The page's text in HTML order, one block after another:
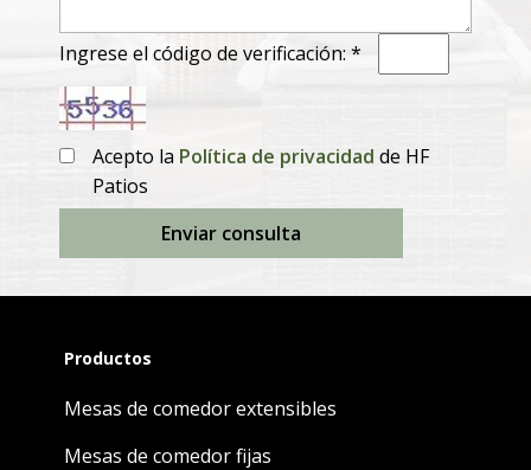
Ingrese el código de verificación: *
Acepto la Política de privacidad de HF
Patios
Enviar consulta
Productos
Mesas de comedor extensibles
Mesas de comedor fijas